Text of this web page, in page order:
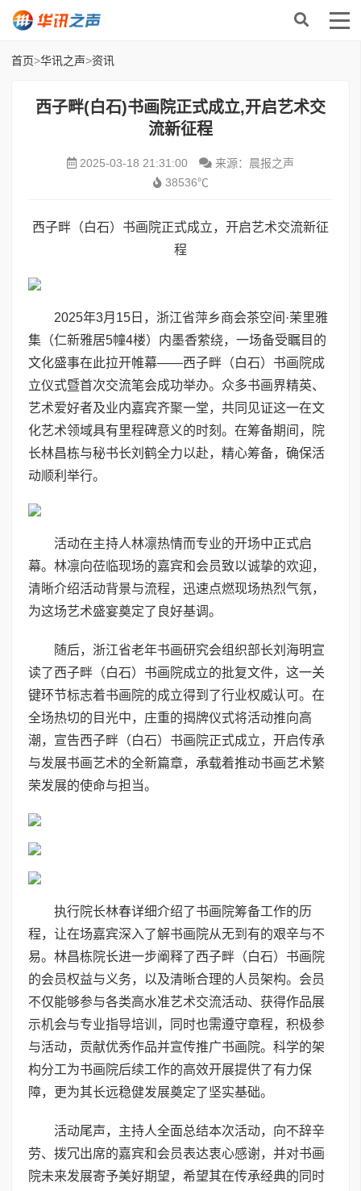
首页>华讯之声>资讯
西子畔(白石)书画院正式成立,开启艺术交
流新征程
2025-03-18 21:31:00
来源：晨报之声
38536℃
西子畔（白石）书画院正式成立，开启艺术交流新征
程
2025年3月15日，浙江省萍乡商会茶空间·茉里雅
集（仁新雅居5幢4楼）内墨香萦绕，一场备受瞩目的
文化盛事在此拉开帷幕——西子畔（白石）书画院成
立仪式暨首次交流笔会成功举办。众多书画界精英、
艺术爱好者及业内嘉宾齐聚一堂，共同见证这一在文
化艺术领域具有里程碑意义的时刻。在筹备期间，院
长林昌栋与秘书长刘鹤全力以赴，精心筹备，确保活
动顺利举行。
活动在主持人林凛热情而专业的开场中正式启
幕。林凛向莅临现场的嘉宾和会员致以诚挚的欢迎，
清晰介绍活动背景与流程，迅速点燃现场热烈气氛，
为这场艺术盛宴奠定了良好基调。
随后，浙江省老年书画研究会组织部长刘海明宣
读了西子畔（白石）书画院成立的批复文件，这一关
键环节标志着书画院的成立得到了行业权威认可。在
全场热切的目光中，庄重的揭牌仪式将活动推向高
潮，宣告西子畔（白石）书画院正式成立，开启传承
与发展书画艺术的全新篇章，承载着推动书画艺术繁
荣发展的使命与担当。
执行院长林春详细介绍了书画院筹备工作的历
程，让在场嘉宾深入了解书画院从无到有的艰辛与不
易。林昌栋院长进一步阐释了西子畔（白石）书画院
的会员权益与义务，以及清晰合理的人员架构。会员
不仅能够参与各类高水准艺术交流活动、获得作品展
示机会与专业指导培训，同时也需遵守章程，积极参
与活动，贡献优秀作品并宣传推广书画院。科学的架
构分工为书画院后续工作的高效开展提供了有力保
障，更为其长远稳健发展奠定了坚实基础。
活动尾声，主持人全面总结本次活动，向不辞辛
劳、拨冗出席的嘉宾和会员表达衷心感谢，并对书画
院未来发展寄予美好期望，希望其在传承经典的同时